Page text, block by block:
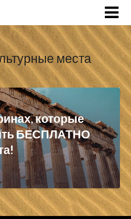
места
которые
БЕСПЛАТНО